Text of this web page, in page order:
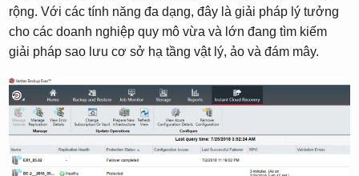
rộng. Với các tính năng đa dạng, đây là giải pháp lý tưởng
cho các doanh nghiệp quy mô vừa và lớn đang tìm kiếm
giải pháp sao lưu cơ sở hạ tầng vật lý, ảo và đám mây.